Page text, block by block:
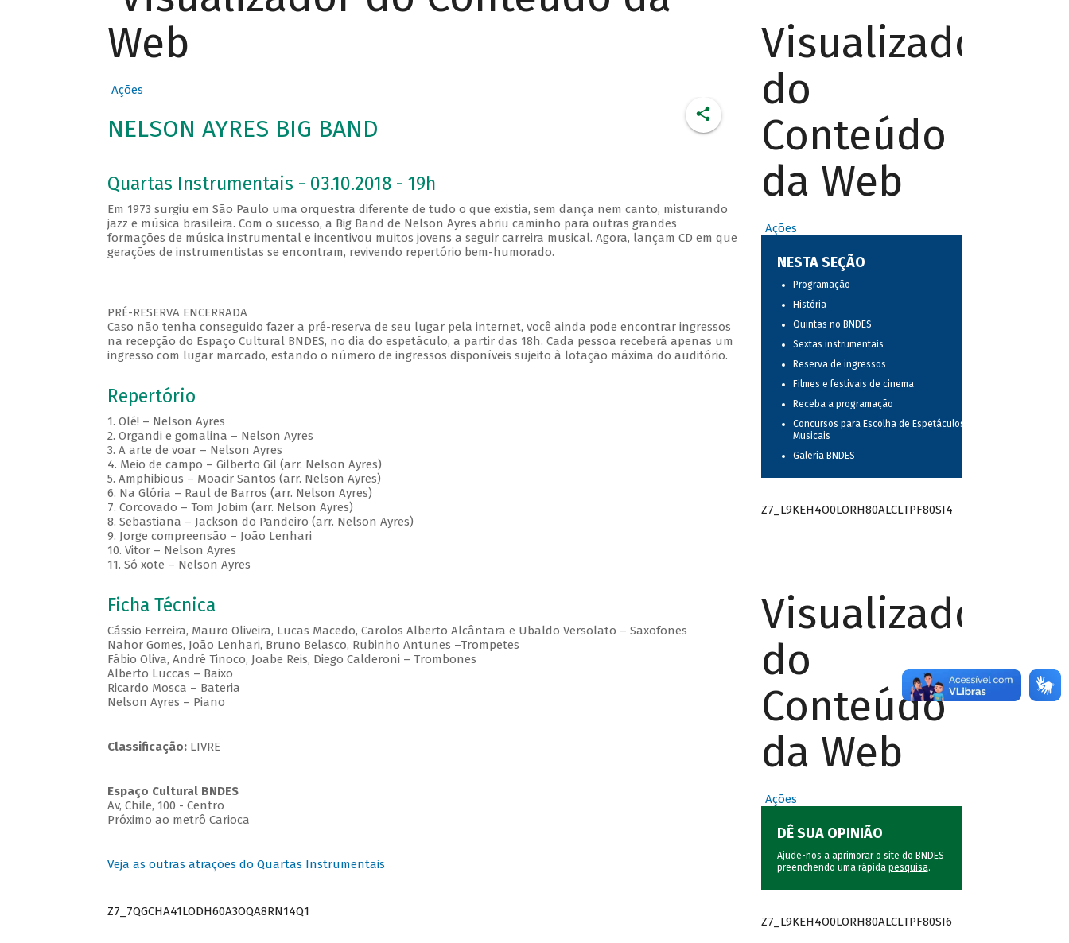
Web
Ações
NELSON AYRES BIG BAND
Quartas Instrumentais - 03.10.2018 - 19h
Em 1973 surgiu em São Paulo uma orquestra diferente de tudo o que existia, sem dança nem canto, misturando
jazz e música brasileira. Com o sucesso, a Big Band de Nelson Ayres abriu caminho para outras grandes
formações de música instrumental e incentivou muitos jovens a seguir carreira musical. Agora, lançam CD em que
gerações de instrumentistas se encontram, revivendo repertório bem-humorado.
PRÉ-RESERVA ENCERRADA
Caso não tenha conseguido fazer a pré-reserva de seu lugar pela internet, você ainda pode encontrar ingressos
na recepção do Espaço Cultural BNDES, no dia do espetáculo, a partir das 18h. Cada pessoa receberá apenas um
ingresso com lugar marcado, estando o número de ingressos disponíveis sujeito à lotação máxima do auditório.
Repertório
1. Olé! – Nelson Ayres
2. Organdi e gomalina – Nelson Ayres
3. A arte de voar – Nelson Ayres
4. Meio de campo – Gilberto Gil (arr. Nelson Ayres)
5. Amphibious – Moacir Santos (arr. Nelson Ayres)
6. Na Glória – Raul de Barros (arr. Nelson Ayres)
7. Corcovado – Tom Jobim (arr. Nelson Ayres)
8. Sebastiana – Jackson do Pandeiro (arr. Nelson Ayres)
9. Jorge compreensão – João Lenhari
10. Vitor – Nelson Ayres
11. Só xote – Nelson Ayres
Ficha Técnica
Cássio Ferreira, Mauro Oliveira, Lucas Macedo, Carolos Alberto Alcântara e Ubaldo Versolato – Saxofones
Nahor Gomes, João Lenhari, Bruno Belasco, Rubinho Antunes –Trompetes
Fábio Oliva, André Tinoco, Joabe Reis, Diego Calderoni – Trombones
Alberto Luccas – Baixo
Ricardo Mosca – Bateria
Nelson Ayres – Piano
Classificação: LIVRE
Espaço Cultural BNDES
Av, Chile, 100 - Centro
Próximo ao metrô Carioca
Veja as outras atrações do Quartas Instrumentais
Z7_7QGCHA41LODH60A3OQA8RN14Q1
Visualizador
do
Conteúdo
da Web
Ações
NESTA SEÇÃO
Programação
História
Quintas no BNDES
Sextas instrumentais
Reserva de ingressos
Filmes e festivais de cinema
Receba a programação
Concursos para Escolha de Espetáculos
Musicais
Galeria BNDES
Z7_L9KEH4O0LORH80ALCLTPF80SI4
Visualizador
do
Conteúdo
da Web
Ações
DÊ SUA OPINIÃO
Ajude-nos a aprimorar o site do BNDES
preenchendo uma rápida pesquisa.
Z7_L9KEH4O0LORH80ALCLTPF80SI6